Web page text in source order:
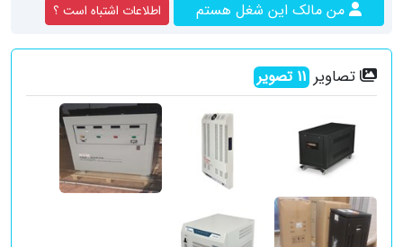
من مالک این شغل هستم اطلاعات اشتباه است ؟
تصاویر 11تصویر